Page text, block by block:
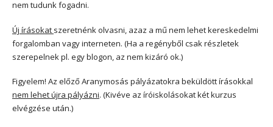
nem tudunk fogadni.
Új írásokat szeretnénk olvasni, azaz a mű nem lehet kereskedelmi
forgalomban vagy interneten. (Ha a regényből csak részletek
szerepelnek pl. egy blogon, az nem kizáró ok.)
Figyelem! Az előző Aranymosás pályázatokra beküldött írásokkal
nem lehet újra pályázni. (Kivéve az íróiskolásokat két kurzus
elvégzése után.)